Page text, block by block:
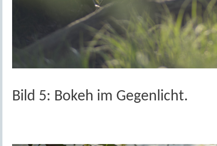
Bild 5: Bokeh im Gegenlicht.